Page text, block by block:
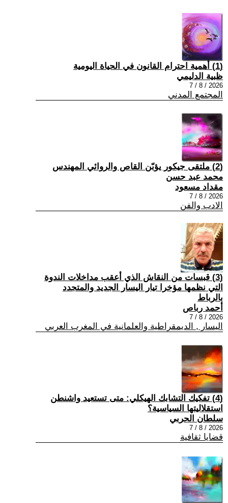
(1) أهمية احترام القانون في الحياة اليومية
ظبية الدليمي
2026 / 8 / 7
المجتمع المدني
(2) ملتقى جيكور يؤبّن القاص والروائي المهندس
محمد عبد حسن
مقداد مسعود
2026 / 8 / 7
الادب والفن
(3) قبسات من النقاش الذي أعقب مداخلات الندوة
التي نظمها مؤخرا تيار اليسار الجديد والمتجدد
بالرباط
أحمد رباص
2026 / 8 / 7
اليسار , الديمقراطية والعلمانية في المغرب العربي
(4) تفكيك التشابك الهيكلي: متى تستعيد واشنطن
استقلاليتها السياسية؟
سلطان الحربي
2026 / 8 / 7
قضايا ثقافية